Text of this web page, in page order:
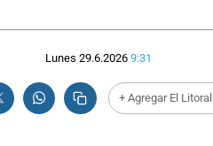
Lunes 29.6.2026 9:31
+ Agregar El